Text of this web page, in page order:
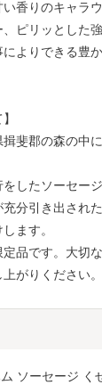
香りのキャラ
ピリッとした
よりできる豊
斐郡の森の中
したソーセー
分引き出され
ます。
品です。大切
がりください。
ソーセージ く